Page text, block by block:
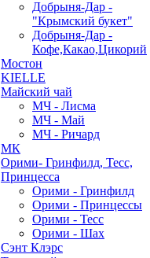
Добрыня-Дар -
"Крымский букет"
Добрыня-Дар -
Кофе,Какао,Цикорий
Мостон
KIELLE
Майский чай
МЧ - Лисма
МЧ - Май
МЧ - Ричард
МК
Орими- Гринфилд, Тесс,
Принцесса
Орими - Гринфилд
Орими - Принцессы
Орими - Тесс
Орими - Шах
Сэнт Клэрс